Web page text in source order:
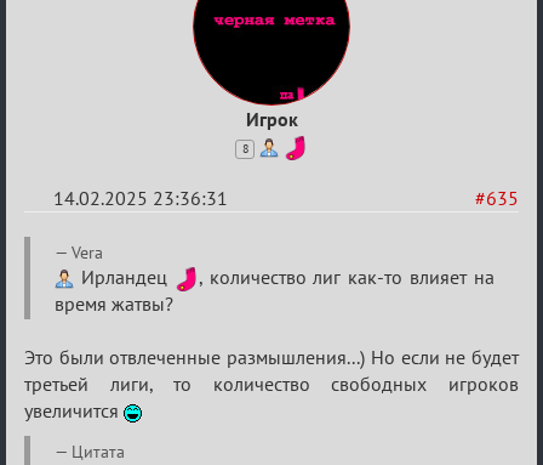
Игрок
8
#635
14.02.2025 23:36:31
Re:
Кровавая
жатва
Vera
Ирландец
, количество лиг как-то влияет на
время жатвы?
Это были отвлеченные размышления...) Но если не будет
третьей лиги, то количество свободных игроков
увеличится
Цитата